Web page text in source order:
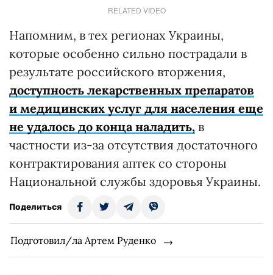
RELATED VIDEO
Напомним, в тех регионах Украины,
которые особенно сильно пострадали в
результате российского вторжения,
доступность лекарственных препаратов
и медицинских услуг для населения еще
не удалось до конца наладить, в
частности из-за отсутствия достаточного
контрактирования аптек со стороны
Национальной службы здоровья Украины.
Поделиться
Подготовил/ла Артем Руденко